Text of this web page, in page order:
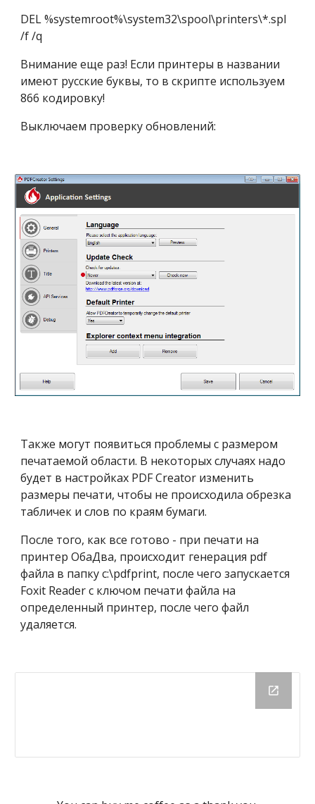
DEL %systemroot%\system32\spool\printers\*.spl
/f /q
Внимание еще раз! Если принтеры в названии
имеют русские буквы, то в скрипте используем
866 кодировку!
Выключаем проверку обновлений:
Также могут появиться проблемы с размером
печатаемой области. В некоторых случаях надо
будет в настройках PDF Creator изменить
размеры печати, чтобы не происходила обрезка
табличек и слов по краям бумаги.
После того, как все готово - при печати на
принтер ОбаДва, происходит генерация pdf
файла в папку c:\pdfprint, после чего запускается
Foxit Reader с ключом печати файла на
определенный принтер, после чего файл
удаляется.